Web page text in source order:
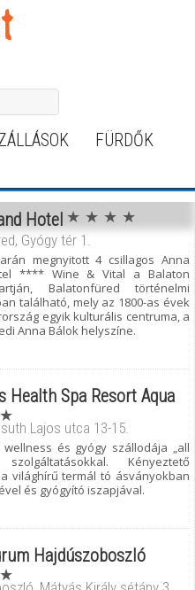
FÜRDŐK
Hotel ★ ★ ★ ★
Gyógy tér 1.
megnyitott 4 csillagos Anna
**** Wine & Vital a Balaton
Balatonfüred történelmi
található, mely az 1800-as évek
egyik kulturális centruma, a
Anna Bálok helyszíne.
Health Spa Resort Aqua
Lajos utca 13-15.
és gyógy szállodája „all
szolgáltatásokkal. Kényeztető
világhírű termál tó ásványokban
és gyógyító iszapjával.
Hajdúszoboszló